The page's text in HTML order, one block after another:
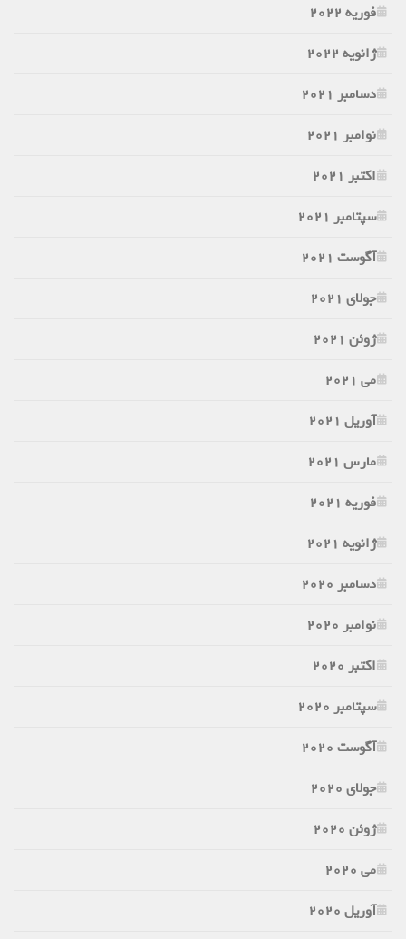
فوریه 2022
ژانویه 2022
دسامبر 2021
نوامبر 2021
اکتبر 2021
سپتامبر 2021
آگوست 2021
جولای 2021
ژوئن 2021
می 2021
آوریل 2021
مارس 2021
فوریه 2021
ژانویه 2021
دسامبر 2020
نوامبر 2020
اکتبر 2020
سپتامبر 2020
آگوست 2020
جولای 2020
ژوئن 2020
می 2020
آوریل 2020